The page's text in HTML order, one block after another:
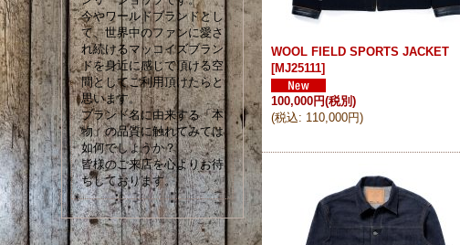
今やワールドブランドとし
て、世界中のファンに愛さ
れ続けるマッコイズブラン
ドを身近に感じて頂ける空
間としてご利用頂けたらと
思います。
ブランド名に由来する「本
物」の品質に触れてみては
如何でしょうか？
皆様のご来店を心よりお待
ちしております。
WOOL FIELD SPORTS JACKET
[MJ25111]
100,000円(税別)
(税込: 110,000円)